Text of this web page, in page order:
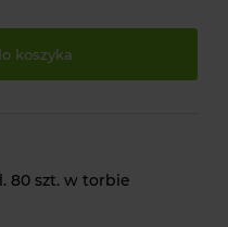
koszyka
80 szt. w torbie